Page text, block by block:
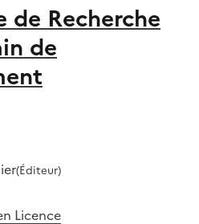
de Recherche
de
(Éditeur)
Licence